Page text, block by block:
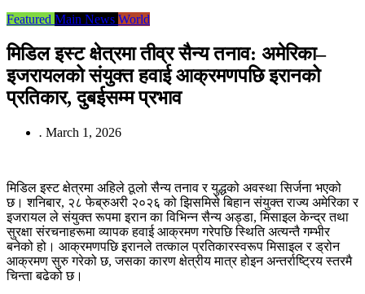
Featured Main News World
मिडिल इस्ट क्षेत्रमा तीव्र सैन्य तनाव: अमेरिका–
इजरायलको संयुक्त हवाई आक्रमणपछि इरानको
प्रतिकार, दुबईसम्म प्रभाव
. March 1, 2026
मिडिल इस्ट क्षेत्रमा अहिले ठूलो सैन्य तनाव र युद्धको अवस्था सिर्जना भएको
छ। शनिबार, २८ फेब्रुअरी २०२६ को झिसमिसे बिहान संयुक्त राज्य अमेरिका र
इजरायल ले संयुक्त रूपमा इरान का विभिन्न सैन्य अड्डा, मिसाइल केन्द्र तथा
सुरक्षा संरचनाहरूमा व्यापक हवाई आक्रमण गरेपछि स्थिति अत्यन्तै गम्भीर
बनेको हो। आक्रमणपछि इरानले तत्काल प्रतिकारस्वरूप मिसाइल र ड्रोन
आक्रमण सुरु गरेको छ, जसका कारण क्षेत्रीय मात्र होइन अन्तर्राष्ट्रिय स्तरमै
चिन्ता बढेको छ।